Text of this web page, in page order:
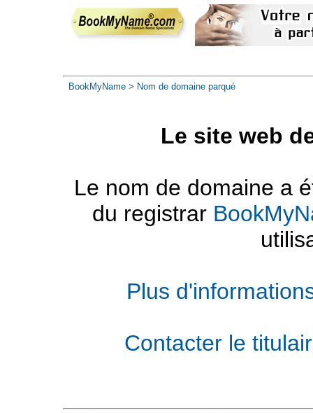
BookMyName > Nom de domaine parqué
Le site web
Le nom de domaine a
du registrar
Plus
Contacter le